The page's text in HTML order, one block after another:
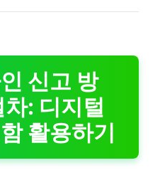
신고 방
: 디지털
활용하기